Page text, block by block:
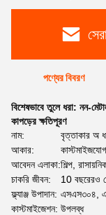
পণ্যের বিবরণ
বিশেষভাবে তুলে ধরা: নন-
কাপড়ের ক্ষতিপূরণ
নাম:
বৃত্তাকার অ
আকার:
আবেদন এলাকা:শিল্প,
চাকরি জীবন:
10 বছরেরও
ফ্ল্যাঞ্জ উপাদান: এসএস৩০৪,
কাস্টমাইজেশন: উপলব্ধ